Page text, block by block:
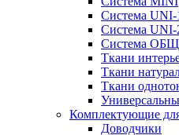
Система UNI-
Система UNI-
Система
Ткани
Ткани
Ткани
Комплектующие
Доводчики